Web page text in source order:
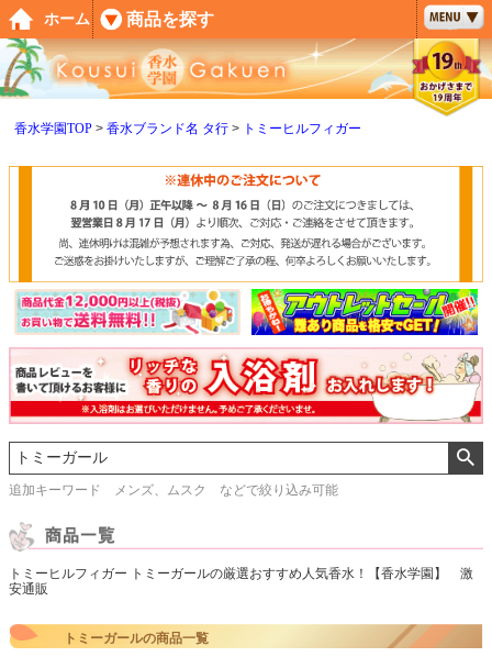
香水学園TOP 香水ブランド名 タ行 トミーヒルフィガー
追加キーワード メンズ、ムスク などで絞り込み可能
トミーヒルフィガー トミーガールの厳選おすすめ人気香水！【香水学園】 激
安通販
トミーガールの商品一覧
ペー
ジト
ップ
へ
ホーム 商品を探す